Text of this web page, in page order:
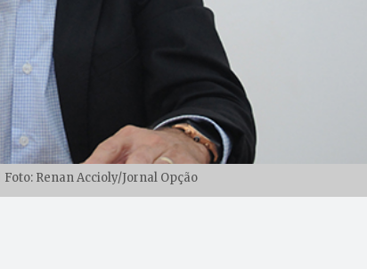
Foto: Renan Accioly/Jornal Opção